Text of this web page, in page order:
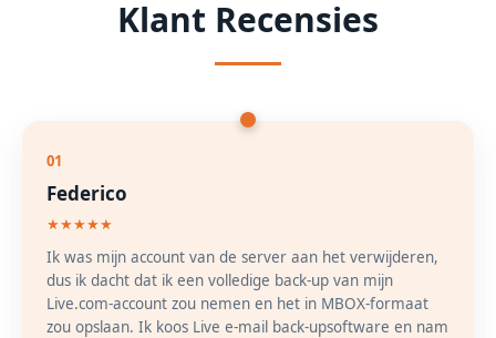
Klant Recensies
01
Federico
★★★★★
Ik was mijn account van de server aan het verwijderen,
dus ik dacht dat ik een volledige back-up van mijn
Live.com-account zou nemen en het in MBOX-formaat
zou opslaan. Ik koos Live e-mail back-upsoftware en nam